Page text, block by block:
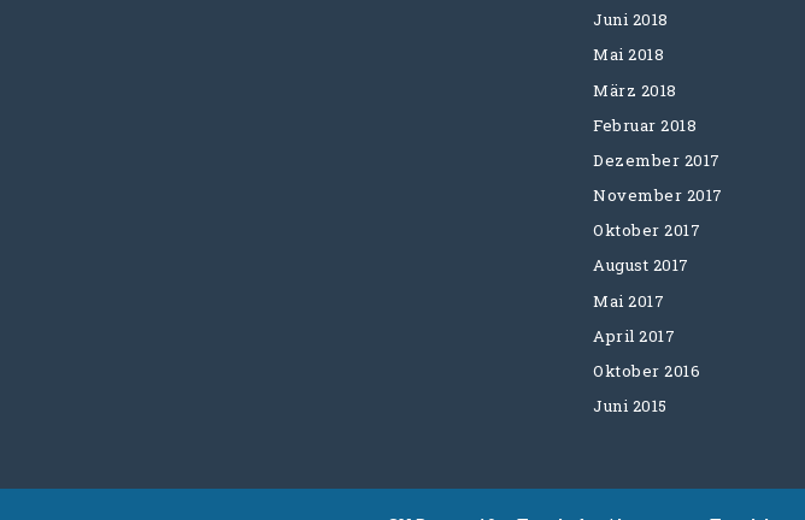
Juni 2018
Mai 2018
März 2018
Februar 2018
Dezember 2017
November 2017
Oktober 2017
August 2017
Mai 2017
April 2017
Oktober 2016
Juni 2015